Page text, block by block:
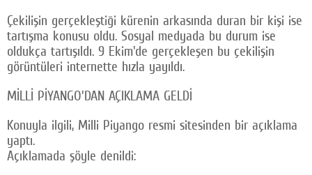
Çekilişin gerçekleştiği kürenin arkasında duran bir kişi ise
tartışma konusu oldu. Sosyal medyada bu durum ise
oldukça tartışıldı. 9 Ekim'de gerçekleşen bu çekilişin
görüntüleri internette hızla yayıldı.
MİLLİ PİYANGO'DAN AÇIKLAMA GELDİ
Konuyla ilgili, Milli Piyango resmi sitesinden bir açıklama
yaptı.
Açıklamada şöyle denildi: